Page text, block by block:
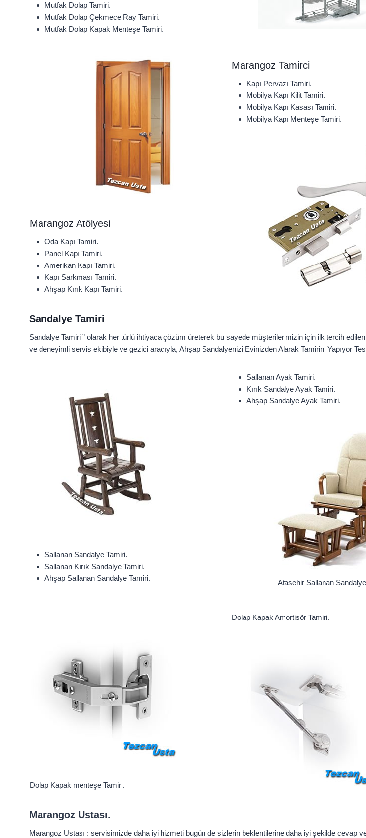
Mutfak Dolap Tamiri.
Mutfak Dolap Çekmece Ray Tamiri.
Mutfak Dolap Kapak Menteşe Tamiri.
Marangoz Atölyesi
Oda Kapı Tamiri.
Panel Kapı Tamiri.
Amerikan Kapı Tamiri.
Kapı Sarkması Tamiri.
Ahşap Kırık Kapı Tamiri.
Marangoz Tamirci
Kapı Pervazı Tamiri.
Mobilya Kapı Kilit Tamiri.
Mobilya Kapı Kasası Tamiri.
Mobilya Kapı Menteşe Tamiri.
Sandalye Tamiri
Sandalye Tamiri ” olarak her türlü ihtiyaca çözüm üreterek bu sayede müşterilerimizin için ilk tercih
ve deneyimli servis ekibiyle ve gezici aracıyla, Ahşap Sandalyenizi Evinizden Alarak Tamirini Yapıyor
Sallanan Sandalye Tamiri.
Sallanan Kırık Sandalye Tamiri.
Ahşap Sallanan Sandalye Tamiri.
Sallanan Ayak Tamiri.
Kırık Sandalye Ayak Tamiri.
Ahşap Sandalye Ayak Tamiri.
Atasehir Sallanan
Dolap Kapak menteşe Tamiri.
Dolap Kapak Amortisör Tamiri.
Marangoz Ustası.
Marangoz Ustası : servisimizde daha iyi hizmeti bugün de sizlerin beklentilerine daha iyi şekilde cevap